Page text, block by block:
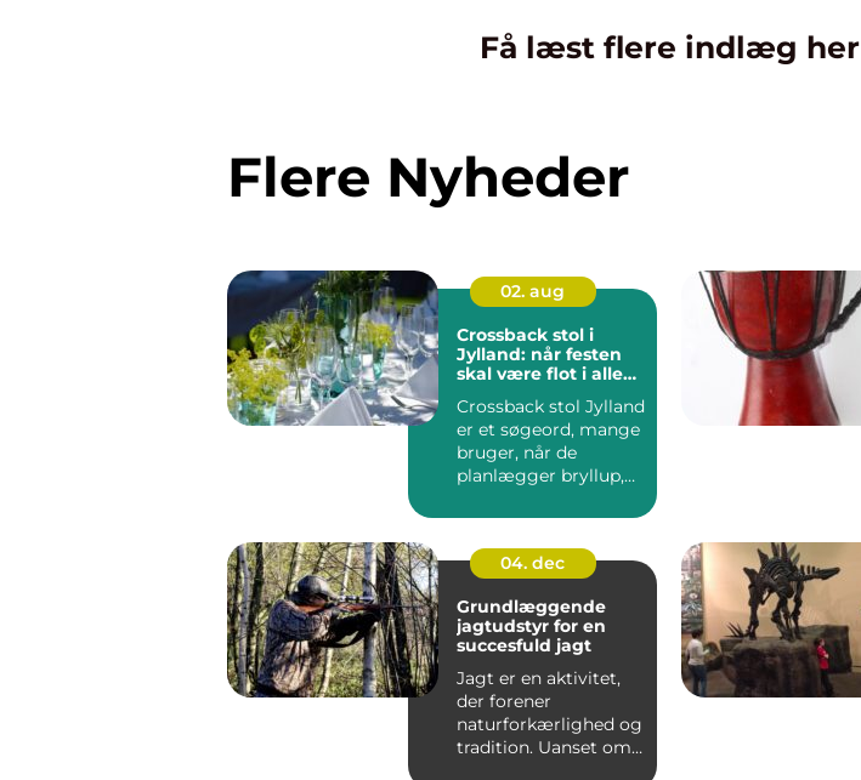
Få læst flere indlæg her
Flere Nyheder
02. aug
Crossback stol i
Jylland: når festen
skal være flot i alle
Crossback stol Jylland
er et søgeord, mange
bruger, når de
planlægger bryllup,
04. dec
Grundlæggende
jagtudstyr for en
succesfuld jagt
Jagt er en aktivitet,
der forener
naturforkærlighed og
tradition. Uanset om